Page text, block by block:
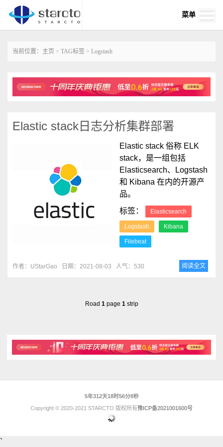
菜单
当前位置： 主页 > TAG标签 > Logstash
Elastic stack日志分析集群部署
Elastic stack 俗称 ELK
stack，是一组包括
Elasticsearch、Logstash
和 Kibana 在内的开源产
品。
标签：
Elasticsearch
Logstash Kibana
Filebeat
作者：UStarGao 日期：2021-08-03 人气：530 阅读全文
Road 1page 1strip
5年312天18时56分8秒
Copyright © 2020-2021 STARCTO 版权所有豫ICP备2021001600号
`